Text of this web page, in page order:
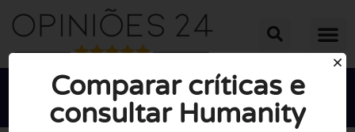
Comparar críticas e
consultar Humanity